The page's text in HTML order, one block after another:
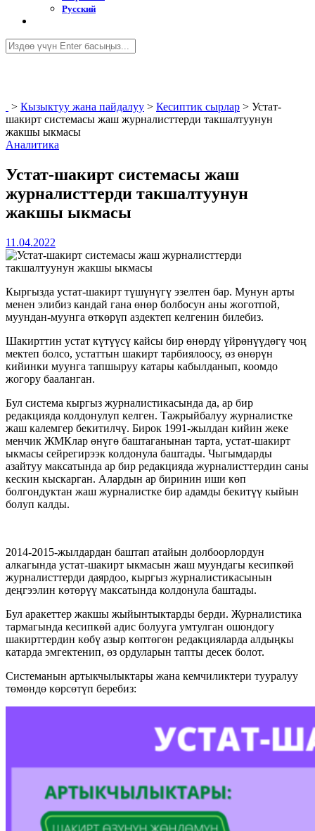
Русский
> Кызыктуу жана пайдалуу > Кесиптик сырлар > Устат-
шакирт системасы жаш журналисттерди такшалтуунун
жакшы ыкмасы
Аналитика
Устат-шакирт системасы жаш
журналисттерди такшалтуунун
жакшы ыкмасы
11.04.2022
Кыргызда устат-шакирт түшүнүгү эзелтен бар. Мунун арты
менен элибиз кандай гана өнөр болбосун аны жоготпой,
муундан-муунга өткөрүп аздектеп келгенин билебиз.
Шакирттин устат күтүүсү кайсы бир өнөрдү үйрөнүүдөгү чоң
мектеп болсо, устаттын шакирт тарбиялоосу, өз өнөрүн
кийинки муунга тапшыруу катары кабылданып, коомдо
жогору бааланган.
Бул система кыргыз журналистикасында да, ар бир
редакцияда колдонулуп келген. Тажрыйбалуу журналистке
жаш калемгер бекитилчү. Бирок 1991-жылдан кийин жеке
менчик ЖМКлар өнүгө баштаганынан тарта, устат-шакирт
ыкмасы сейрегирээк колдонула баштады. Чыгымдарды
азайтуу максатында ар бир редакцияда журналисттердин саны
кескин кыскарган. Алардын ар биринин иши көп
болгондуктан жаш журналистке бир адамды бекитүү кыйын
болуп калды.
2014-2015-жылдардан баштап атайын долбоорлордун
алкагында устат-шакирт ыкмасын жаш муундагы кесипкөй
журналисттерди даярдоо, кыргыз журналистикасынын
деңгээлин көтөрүү максатында колдонула баштады.
Бул аракеттер жакшы жыйынтыктарды берди. Журналистика
тармагында кесипкөй адис болууга умтулган ошондогу
шакирттердин көбү азыр көптөгөн редакцияларда алдыңкы
катарда эмгектенип, өз ордуларын тапты десек болот.
Системанын артыкчылыктары жана кемчиликтери тууралуу
төмөндө көрсөтүп беребиз: